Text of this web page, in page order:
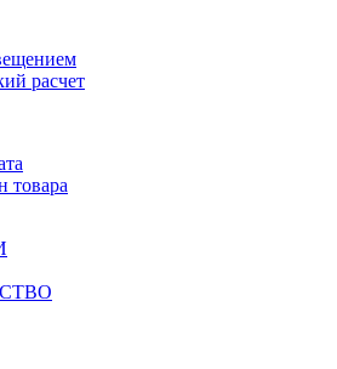
расчет
товара